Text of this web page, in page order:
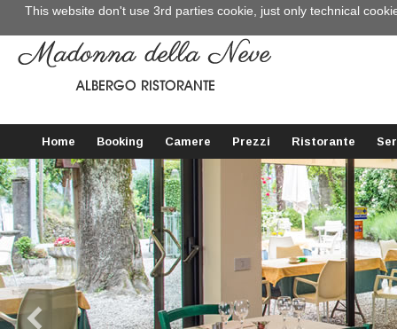
Home Booking Camere Prezzi Ristorante
This website don't use 3rd parties cookie, just only technical